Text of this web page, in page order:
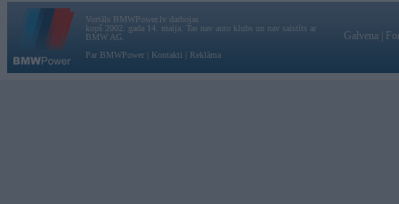
Vortāls BMWPower.lv darbojas
kopš 2002. gada 14. maija. Tas nav auto klubs un nav saistīts ar
BMW AG.
Par BMWPower
Kontakti Reklāma
Galvena